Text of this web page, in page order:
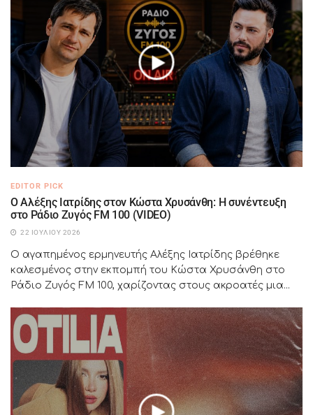
EDITOR PICK
Ο Αλέξης Ιατρίδης στον Κώστα Χρυσάνθη: Η συνέντευξη
στο Ράδιο Ζυγός FM 100 (VIDEO)
22 ΙΟΥΛΊΟΥ 2026
Ο αγαπημένος ερμηνευτής Αλέξης Ιατρίδης βρέθηκε
καλεσμένος στην εκπομπή του Κώστα Χρυσάνθη στο
Ράδιο Ζυγός FM 100, χαρίζοντας στους ακροατές μια...